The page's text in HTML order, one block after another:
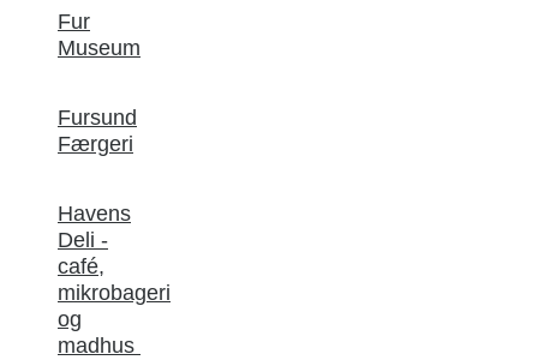
Fur
Museum
Fursund
Færgeri
Havens
Deli -
café,
mikrobageri
og
madhus